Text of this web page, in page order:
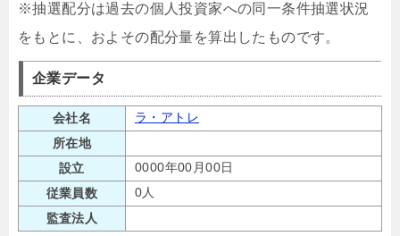
※抽選配分は過去の個人投資家への同一条件抽選状況
をもとに、およその配分量を算出したものです。
企業データ
会社名
ラ・アトレ
所在地
設立
0000年00月00日
従業員数
0人
監査法人